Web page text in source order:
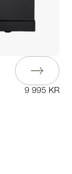
9 995 KR